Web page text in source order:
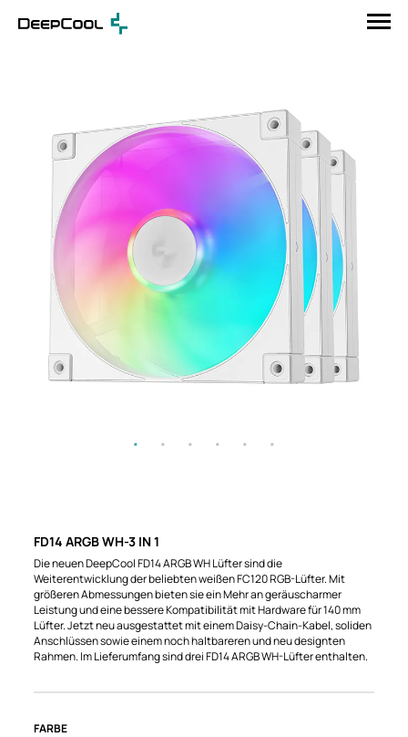
FD14 ARGB WH-3 IN 1
Die neuen DeepCool FD14 ARGB WH Lüfter sind die
Weiterentwicklung der beliebten weißen FC120 RGB-Lüfter. Mit
größeren Abmessungen bieten sie ein Mehr an geräuscharmer
Leistung und eine bessere Kompatibilität mit Hardware für 140 mm
Lüfter. Jetzt neu ausgestattet mit einem Daisy-Chain-Kabel, soliden
Anschlüssen sowie einem noch haltbareren und neu designten
Rahmen. Im Lieferumfang sind drei FD14 ARGB WH-Lüfter enthalten.
FARBE